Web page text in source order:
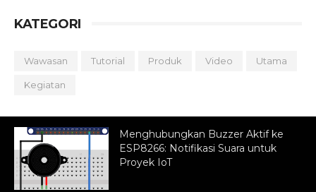
KATEGORI
Wawasan Tutorial Produk Video Utama
Kegiatan
Menghubungkan Buzzer Aktif ke
ESP8266: Notifikasi Suara untuk
Proyek IoT